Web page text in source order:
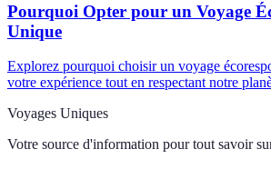
Pourquoi Opter pour un Voyage
Unique
Explorez pourquoi choisir un voyage
votre expérience tout en respectant notre
Voyages Uniques
Votre source d'information pour tout savoir